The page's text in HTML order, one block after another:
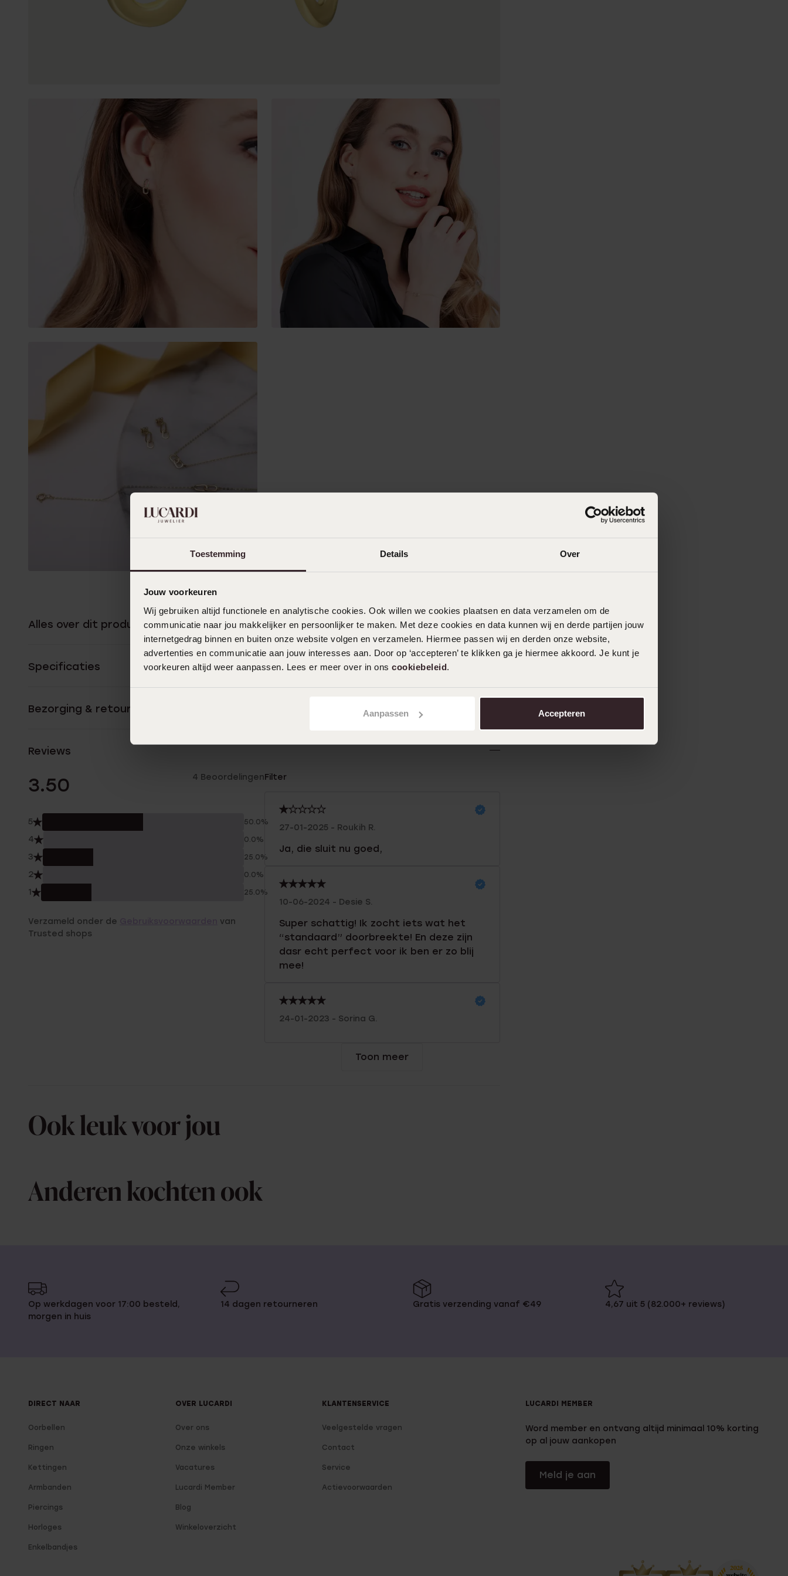
Toestemming Details Over
Jouw voorkeuren
Wij gebruiken altijd functionele en analytische cookies. Ook willen we cookies plaatsen en data verzamelen om de
communicatie naar jou makkelijker en persoonlijker te maken. Met deze cookies en data kunnen wij en derde partijen jouw
internetgedrag binnen en buiten onze website volgen en verzamelen. Hiermee passen wij en derden onze website,
advertenties en communicatie aan jouw interesses aan. Door op ‘accepteren’ te klikken ga je hiermee akkoord. Je kunt je
voorkeuren altijd weer aanpassen. Lees er meer over in ons cookiebeleid.
Aanpassen Accepteren
Alles over dit product
Specificaties
Bezorging & retourneren
Reviews
3.50 4 Beoordelingen
5 50.0%
4 0.0%
3 25.0%
2 0.0%
1 25.0%
Verzameld onder de
van
Trusted shops
Filter
27-01-2025 - Roukih R.
Ja, die sluit nu goed,
10-06-2024 - Desie S.
Super schattig! Ik zocht iets wat het
“standaard” doorbreekte! En deze zijn
dasr echt perfect voor ik ben er zo blij
mee!
24-01-2023 - Sorina G.
Toon meer
Ook leuk voor jou
Anderen kochten ook
Op werkdagen voor 17:00 besteld,
morgen in huis
14 dagen retourneren Gratis verzending vanaf €49 4,67 uit 5 (82.000+ reviews)
DIRECT NAAR
Oorbellen
Ringen
Kettingen
Armbanden
Piercings
Horloges
Enkelbandjes
OVER LUCARDI
Over ons
Onze winkels
Vacatures
Lucardi Member
Blog
Winkeloverzicht
KLANTENSERVICE
Veelgestelde vragen
Contact
Service
Actievoorwaarden
LUCARDI MEMBER
Word member en ontvang altijd minimaal 10% korting
op al jouw aankopen
Meld je aan